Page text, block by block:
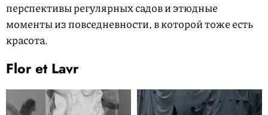
перспективы регулярных садов и этюдные
моменты из повседневности, в которой тоже есть
красота.
Flor et Lavr